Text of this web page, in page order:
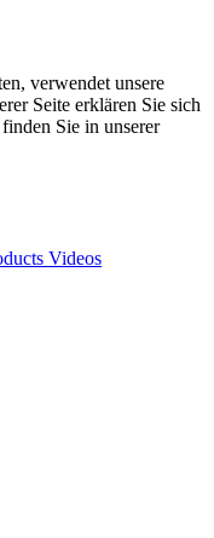
verwendet unsere
Seite erklären Sie sich
Sie in unserer
Videos